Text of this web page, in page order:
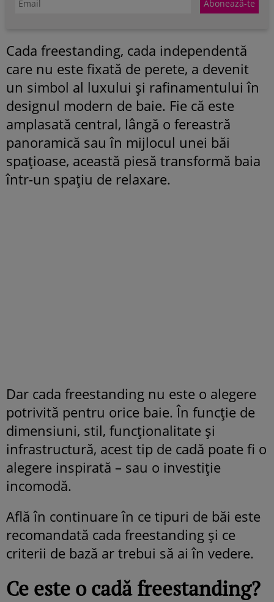
Cada freestanding, cada independentă
care nu este fixată de perete, a devenit
un simbol al luxului și rafinamentului în
designul modern de baie. Fie că este
amplasată central, lângă o fereastră
panoramică sau în mijlocul unei băi
spațioase, această piesă transformă baia
într-un spațiu de relaxare.
Dar cada freestanding nu este o alegere
potrivită pentru orice baie. În funcție de
dimensiuni, stil, funcționalitate și
infrastructură, acest tip de cadă poate fi o
alegere inspirată – sau o investiție
incomodă.
Află în continuare în ce tipuri de băi este
recomandată cada freestanding și ce
criterii de bază ar trebui să ai în vedere.
Ce este o cadă freestanding?